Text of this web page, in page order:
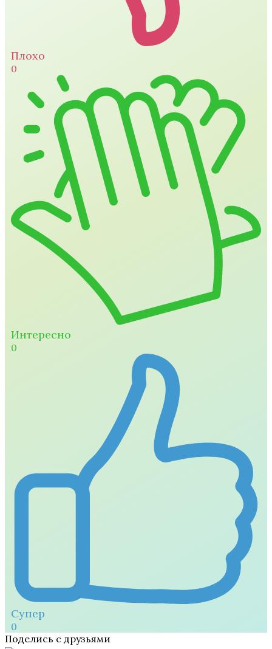
Плохо
0
Интересно
0
Супер
0
Поделись с друзьями